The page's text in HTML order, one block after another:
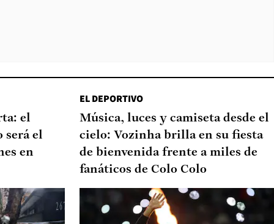
el
será el
en
EL DEPORTIVO
Música, luces y camiseta desde el
cielo: Vozinha brilla en su fiesta
de bienvenida frente a miles de
fanáticos de Colo Colo